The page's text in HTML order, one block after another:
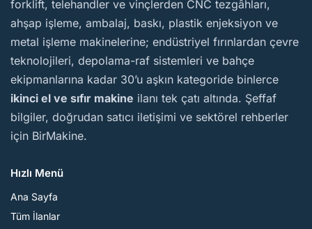
forklift, telehandler ve vinçlerden CNC tezgâhları,
ahşap işleme, ambalaj, baskı, plastik enjeksiyon ve
metal işleme makinelerine; endüstriyel fırınlardan çevre
teknolojileri, depolama-raf sistemleri ve bahçe
ekipmanlarına kadar 30’u aşkın kategoride binlerce
ikinci el ve sıfır makine ilanı tek çatı altında. Şeffaf
bilgiler, doğrudan satıcı iletişimi ve sektörel rehberler
için BirMakine.
Hızlı Menü
Ana Sayfa
Tüm İlanlar